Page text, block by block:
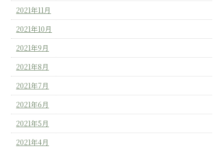
2021年11月
2021年10月
2021年9月
2021年8月
2021年7月
2021年6月
2021年5月
2021年4月